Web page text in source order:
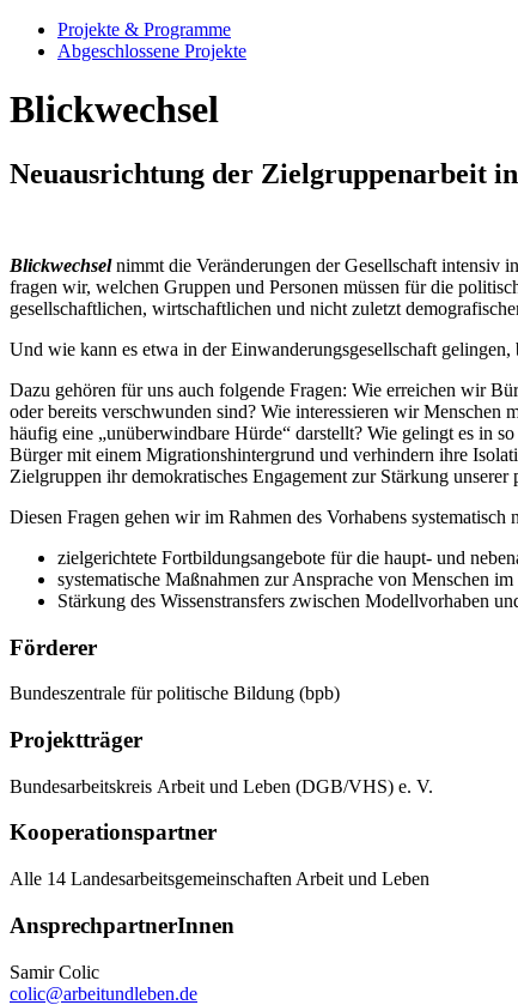
Projekte & Programme
Abgeschlossene Projekte
Blickwechsel
Neuausrichtung der Zielgruppenarbeit
Blickwechselnimmt die Veränderungen der Gesellschaft intensiv
fragen wir, welchen Gruppen und Personen müssen für die
gesellschaftlichen, wirtschaftlichen und nicht zuletzt
Und wie kann es etwa in der Einwanderungsgesellschaft
Dazu gehören für uns auch folgende Fragen: Wie erreichen wir
oder bereits verschwunden sind? Wie interessieren wir
häufig eine „unüberwindbare Hürde“ darstellt? Wie gelingt es in
Bürger mit einem Migrationshintergrund und verhindern ihre
Zielgruppen ihr demokratisches Engagement zur Stärkung
Diesen Fragen gehen wir im Rahmen des Vorhabens systematisch
zielgerichtete Fortbildungsangebote für die haupt- und
systematische Maßnahmen zur Ansprache von Menschen
Stärkung des Wissenstransfers zwischen Modellvorhaben
Förderer
Bundeszentrale für politische Bildung (bpb)
Projektträger
Bundesarbeitskreis Arbeit und Leben (DGB/VHS) e. V.
Kooperationspartner
Alle 14 Landesarbeitsgemeinschaften Arbeit und Leben
AnsprechpartnerInnen
Samir Colic
colic@arbeitundleben.de